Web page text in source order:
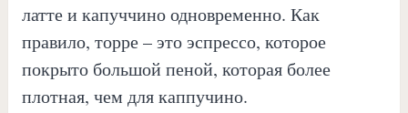
латте и капуччино одновременно. Как
правило, торре – это эспрессо, которое
покрыто большой пеной, которая более
плотная, чем для каппучино.